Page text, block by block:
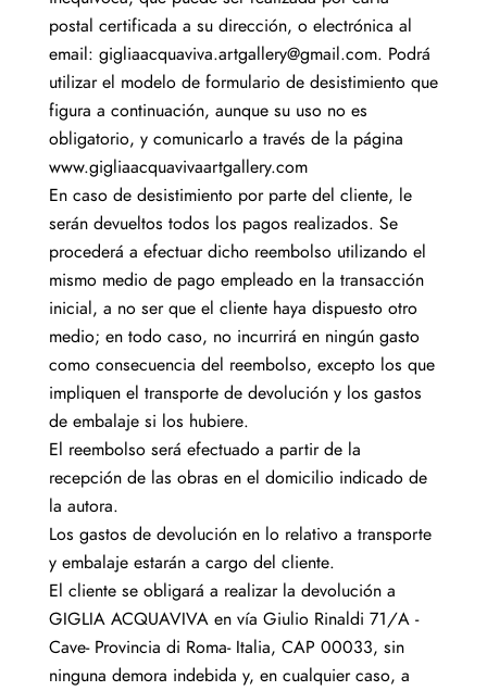
postal certificada a su dirección, o electrónica al
email: gigliaacquaviva.artgallery@gmail.com. Podrá
utilizar el modelo de formulario de desistimiento que
figura a continuación, aunque su uso no es
obligatorio, y comunicarlo a través de la página
www.gigliaacquavivaartgallery.com
En caso de desistimiento por parte del cliente, le
serán devueltos todos los pagos realizados. Se
procederá a efectuar dicho reembolso utilizando el
mismo medio de pago empleado en la transacción
inicial, a no ser que el cliente haya dispuesto otro
medio; en todo caso, no incurrirá en ningún gasto
como consecuencia del reembolso, excepto los que
impliquen el transporte de devolución y los gastos
de embalaje si los hubiere.
El reembolso será efectuado a partir de la
recepción de las obras en el domicilio indicado de
la autora.
Los gastos de devolución en lo relativo a transporte
y embalaje estarán a cargo del cliente.
El cliente se obligará a realizar la devolución a
GIGLIA ACQUAVIVA en vía Giulio Rinaldi 71/A -
Cave- Provincia di Roma- Italia, CAP 00033, sin
ninguna demora indebida y, en cualquier caso, a